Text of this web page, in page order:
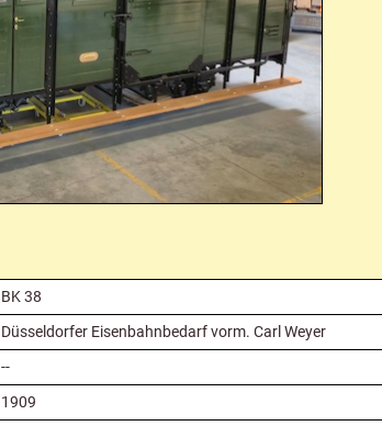
BK 38
Düsseldorfer Eisenbahnbedarf vorm. Carl Weyer
--
1909